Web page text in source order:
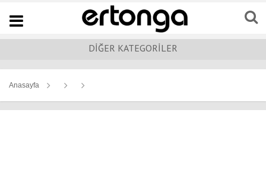
Navigation
DİĞER KATEGORİLER
Anasayfa